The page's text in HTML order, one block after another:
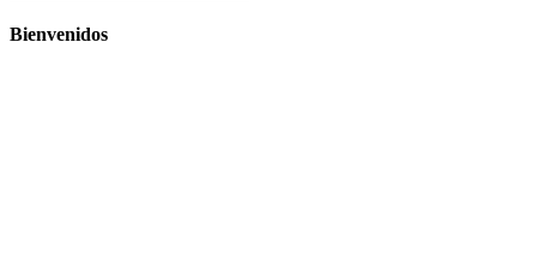
Bienvenidos